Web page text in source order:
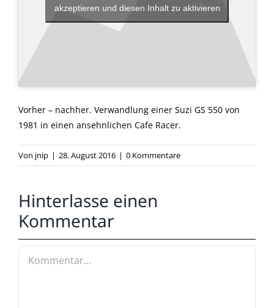
akzeptieren und diesen Inhalt zu aktivieren
Vorher – nachher. Verwandlung einer Suzi GS 550 von
1981 in einen ansehnlichen Cafe Racer.
Von jnip | 28. August 2016 | 0 Kommentare
Hinterlasse einen
Kommentar